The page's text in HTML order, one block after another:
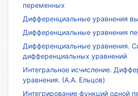
переменных
Дифференциальные уравнения
Дифференциальные уравнения
Дифференциальные уравнения.
дифференциальных уравнений
Интегральное исчисление.
уравнения. (А.А. Ельцов)
Интегрирование функций одной